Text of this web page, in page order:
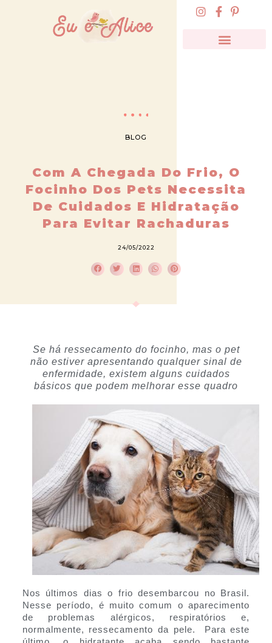
BLOG
Com A Chegada Do Frio, O
Focinho Dos Pets Necessita
De Cuidados E Hidratação
Para Evitar Rachaduras
24/05/2022
Se há ressecamento do focinho, mas o pet
não estiver apresentando qualquer sinal de
enfermidade, existem alguns cuidados
básicos que podem melhorar esse quadro
Nos últimos dias o frio desembarcou no Brasil.
Nesse período, é muito comum o aparecimento
de problemas alérgicos, respiratórios e,
normalmente, ressecamento da pele. Para este